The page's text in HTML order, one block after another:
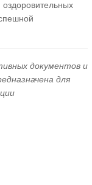
документов и
для